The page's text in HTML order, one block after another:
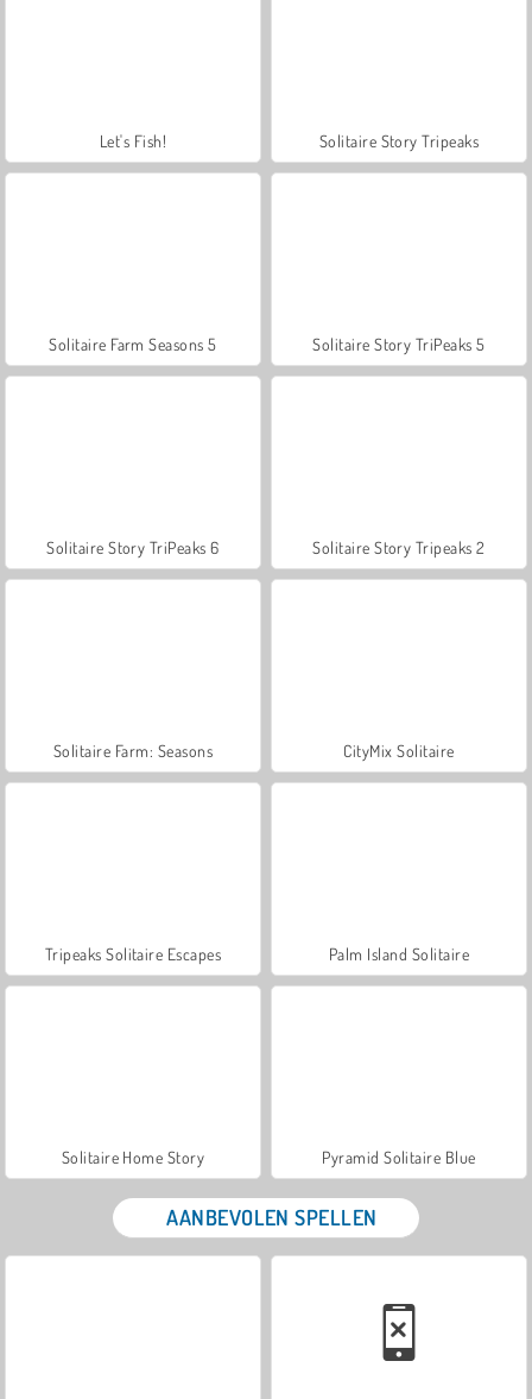
Let's Fish! Solitaire Story Tripeaks
Solitaire Farm Seasons 5 Solitaire Story TriPeaks 5
Solitaire Story TriPeaks 6 Solitaire Story Tripeaks 2
Solitaire Farm: Seasons CityMix Solitaire
Tripeaks Solitaire Escapes Palm Island Solitaire
Solitaire Home Story Pyramid Solitaire Blue
AANBEVOLEN SPELLEN